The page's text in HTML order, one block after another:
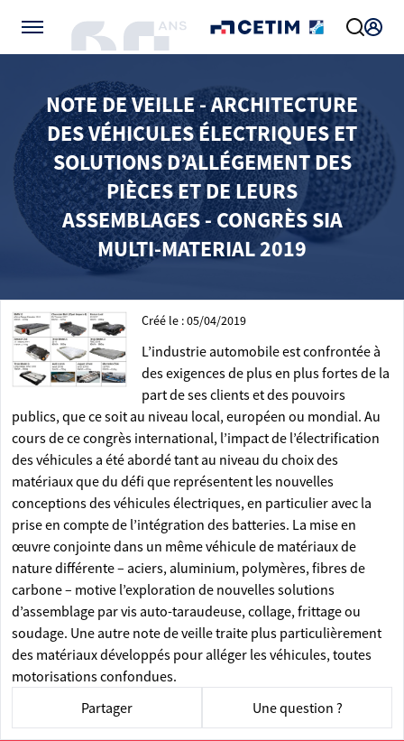
NOTE DE VEILLE - ARCHITECTURE
DES VÉHICULES ÉLECTRIQUES ET
SOLUTIONS D’ALLÉGEMENT DES
PIÈCES ET DE LEURS
ASSEMBLAGES - CONGRÈS SIA
MULTI-MATERIAL 2019
Créé le : 05/04/2019
L’industrie automobile est confrontée à
des exigences de plus en plus fortes de la
part de ses clients et des pouvoirs
publics, que ce soit au niveau local, européen ou mondial. Au
cours de ce congrès international, l’impact de l’électrification
des véhicules a été abordé tant au niveau du choix des
matériaux que du défi que représentent les nouvelles
conceptions des véhicules électriques, en particulier avec la
prise en compte de l’intégration des batteries. La mise en
œuvre conjointe dans un même véhicule de matériaux de
nature différente – aciers, aluminium, polymères, fibres de
carbone – motive l’exploration de nouvelles solutions
d’assemblage par vis auto-taraudeuse, collage, frittage ou
soudage. Une autre note de veille traite plus particulièrement
des matériaux développés pour alléger les véhicules, toutes
motorisations confondues.
Partager
Une question ?